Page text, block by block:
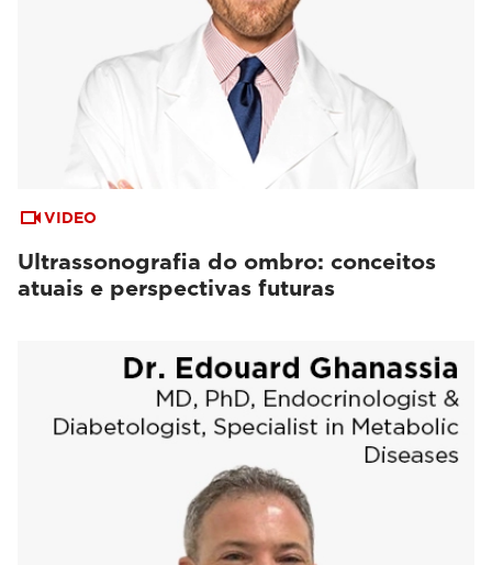
VIDEO
Ultrassonografia do ombro: conceitos
atuais e perspectivas futuras